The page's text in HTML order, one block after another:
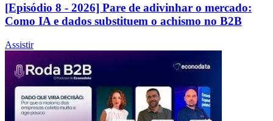
[Episódio 8 - 2026] Pare de adivinhar o mercado:
Como IA e dados substituem o achismo no B2B
Assistir